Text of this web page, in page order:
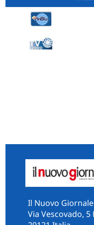
Il Nuovo
Via Vescovado, 5